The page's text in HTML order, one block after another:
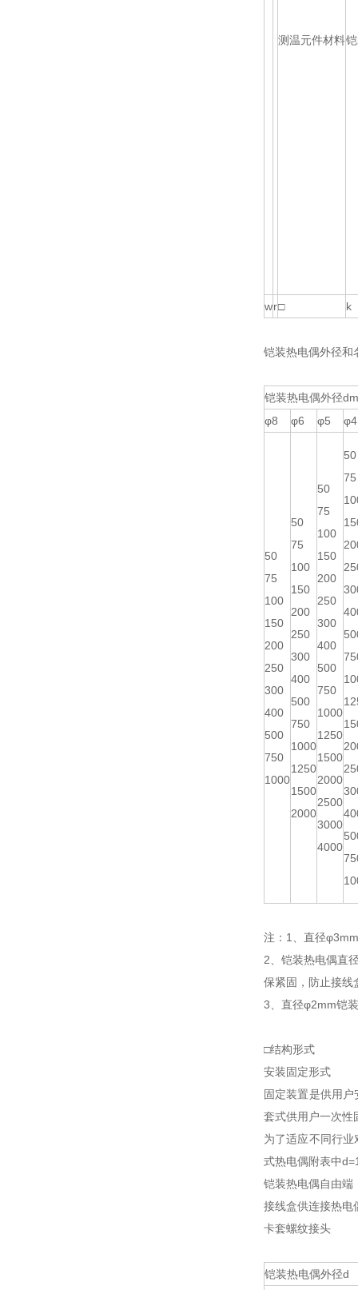
测温元件材料
wr□ k
铠装热电偶外径和
铠装热电偶外径
φ8
φ6 φ5 φ4
50
75
100
150
200
250
300
400
500
750
1000
50
75
100
150
200
250
300
400
500
750
1000
1250
1500
2000
50
75
100
150
200
250
300
400
500
750
1000
1250
1500
2000
2500
3000
4000
50
75
注：1、直径
2、铠装热电偶直
保紧固，防止接线
3、直径φ2mm铠
□结构形式
安装固定形式
固定装置是供用
套式供用户一次性
为了适应不同行
式热电偶附表中
铠装热电偶自由端
接线盒供连接热电
卡套螺纹接头
铠装热电偶外径d